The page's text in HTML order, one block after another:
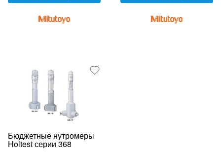
Бюджетные нутромеры
Holtest серии 368